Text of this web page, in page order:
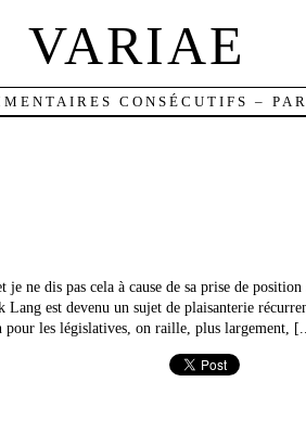
VARIAE
CONSÉCUTIFS –
ne dis pas cela à cause de sa prise de
Lang est devenu un sujet de plaisanterie
pour les législatives, on raille, plus largement,